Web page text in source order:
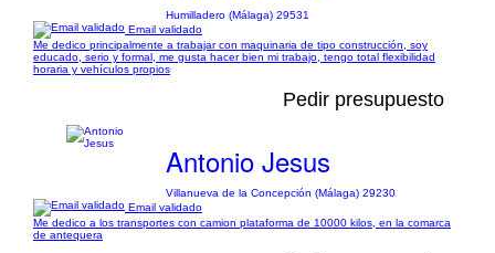
Humilladero (Málaga) 29531
Email validado
Me dedico principalmente a trabajar con maquinaria de tipo construcción, soy
educado, serio y formal, me gusta hacer bien mi trabajo, tengo total flexibilidad
horaria y vehículos propios
Pedir presupuesto
Antonio Jesus
Villanueva de la Concepción (Málaga) 29230
Email validado
Me dedico a los transportes con camion plataforma de 10000 kilos, en la comarca
de antequera